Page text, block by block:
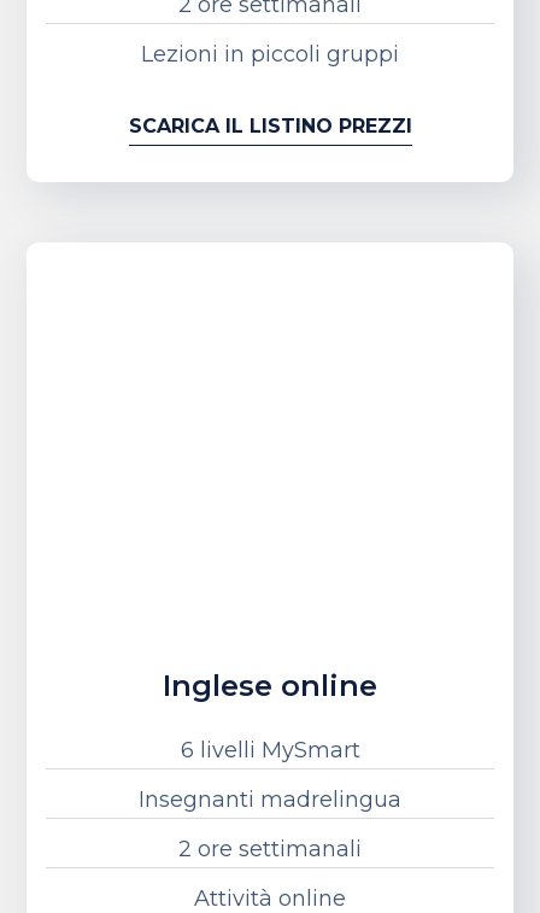
Lezioni in piccoli gruppi
SCARICA IL LISTINO PREZZI
Inglese online
6 livelli MySmart
Insegnanti madrelingua
2 ore settimanali
Attività online